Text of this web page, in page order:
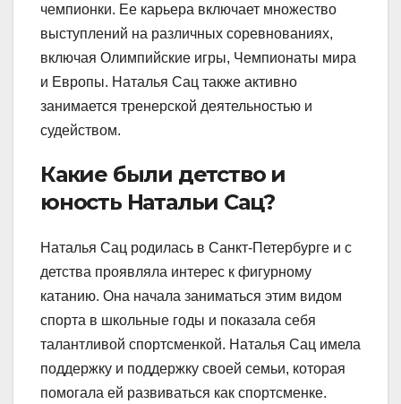
чемпионки. Ее карьера включает множество
выступлений на различных соревнованиях,
включая Олимпийские игры, Чемпионаты мира
и Европы. Наталья Сац также активно
занимается тренерской деятельностью и
судейством.
Какие были детство и
юность Натальи Сац?
Наталья Сац родилась в Санкт-Петербурге и с
детства проявляла интерес к фигурному
катанию. Она начала заниматься этим видом
спорта в школьные годы и показала себя
талантливой спортсменкой. Наталья Сац имела
поддержку и поддержку своей семьи, которая
помогала ей развиваться как спортсменке.